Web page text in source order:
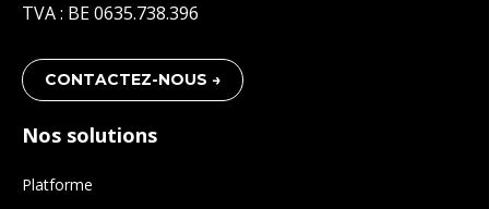
TVA : BE 0635.738.396
CONTACTEZ-NOUS →
Nos solutions
Platforme